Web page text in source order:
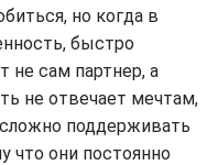
но когда в
быстро
не сам партнер, а
не отвечает мечтам,
поддерживать
что они постоянно